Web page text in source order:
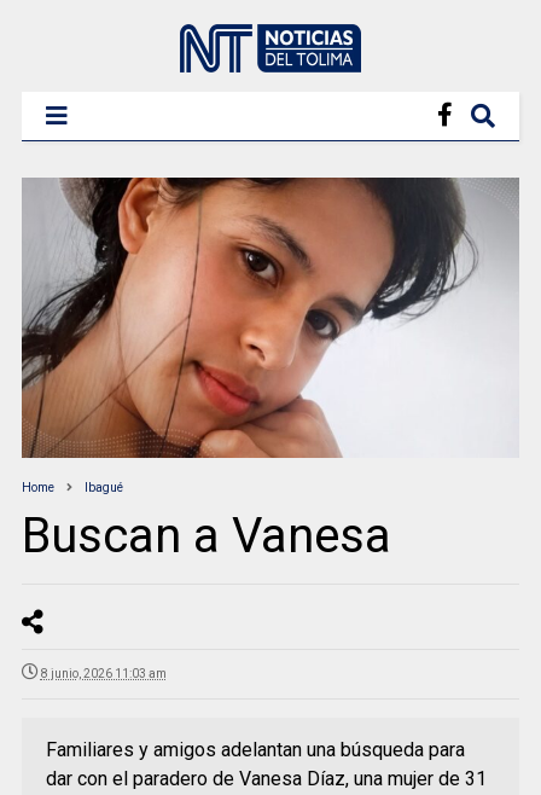
Home Ibagué
Buscan a Vanesa
8 junio, 2026 11:03 am
Familiares y amigos adelantan una búsqueda para
dar con el paradero de Vanesa Díaz, una mujer de 31